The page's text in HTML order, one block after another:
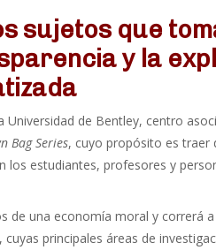
sujetos que
y la
Universidad de Bentley, centro
Bag Series, cuyo propósito es traer
los estudiantes, profesores y
de una economía moral y correrá
principales áreas de